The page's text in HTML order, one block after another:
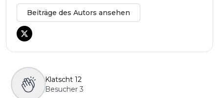
Beiträge des Autors ansehen
Klatscht 12
Besucher 3